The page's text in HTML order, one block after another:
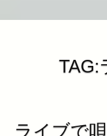
TAG:
ライブで